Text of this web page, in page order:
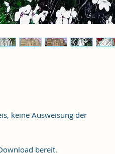
keine Ausweisung der
bereit.